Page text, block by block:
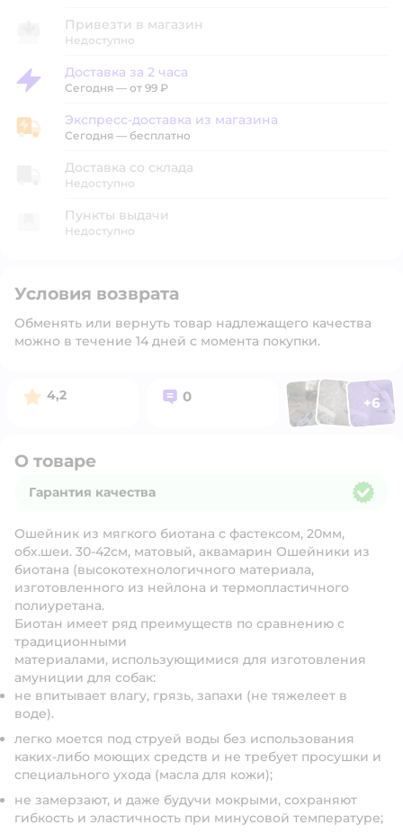
Привезти в магазин
Недоступно
Доставка за 2 часа
Доставка за 2 часа
Сегодня — от 99 ₽
Экспресс-доставка из магазина
Экспресс-доставка из магазина
Сегодня — бесплатно
Доставка со склада
Недоступно
Пункты выдачи
Недоступно
Условия возврата
Обменять или вернуть товар надлежащего качества
можно в течение 14 дней с момента покупки.
Рейтинг:
4,2 Вопросов:
0 ФотоФотоФото
+6
Открыть
О товаре
Гарантия качества
Ошейник из мягкого биотана с фастексом, 20мм,
обх.шеи. 30-42см, матовый, аквамарин Ошейники из
биотана (высокотехнологичного материала,
изготовленного из нейлона и термопластичного
полиуретана.
Биотан имеет ряд преимуществ по сравнению с
традиционными
материалами, использующимися для изготовления
амуниции для собак:
не впитывает влагу, грязь, запахи (не тяжелеет в
воде).
легко моется под струей воды без использования
каких-либо моющих средств и не требует просушки и
специального ухода (масла для кожи);
не замерзают, и даже будучи мокрыми, сохраняют
гибкость и эластичность при минусовой температуре;